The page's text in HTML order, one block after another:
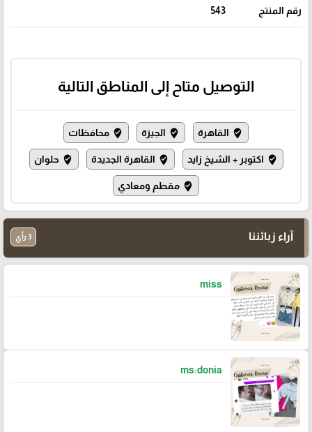
رقم المنتج 543
التوصيل متاح إلى المناطق التالية
where_to_vote القاهرة where_to_vote الجيزة where_to_vote محافظات
where_to_vote اكتوبر + الشيخ زايد where_to_vote القاهرة الجديدة where_to_vote حلوان
where_to_vote مقطم ومعادي
آراء زبائننا 3 رأي
miss
ms:donia